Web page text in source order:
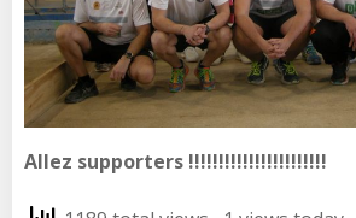
Allez supporters !!!!!!!!!!!!!!!!!!!!!!!